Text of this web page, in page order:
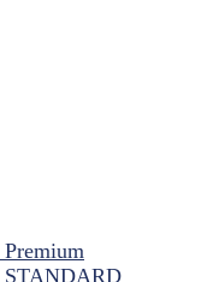
STANDARD